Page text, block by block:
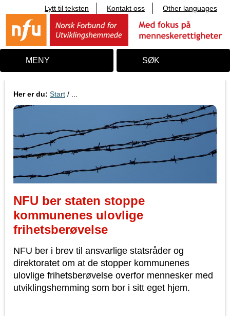
i
n
o
Lytt til teksten Kontakt oss Other languages
MENY SØK
Her er du: Start / ...
NFU ber staten stoppe
kommunenes ulovlige
frihetsberøvelse
NFU ber i brev til ansvarlige statsråder og
direktoratet om at de stopper kommunenes
ulovlige frihetsberøvelse overfor mennesker med
utviklingshemming som bor i sitt eget hjem.